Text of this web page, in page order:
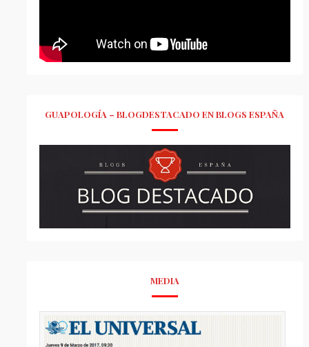
GUAPOLOGÍA – BLOGDESTACADO EN BLOGS ESPAÑA
MEDIA